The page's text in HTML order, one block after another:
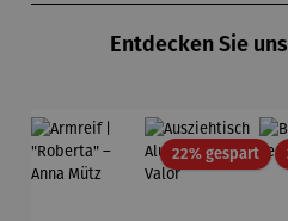
Entdecken Sie
22% gespart